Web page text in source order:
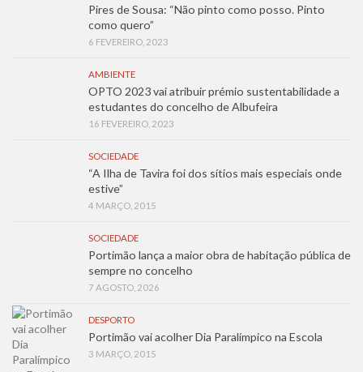
Pires de Sousa: “Não pinto como posso. Pinto
como quero”
6 FEVEREIRO, 2023
AMBIENTE
OPTO 2023 vai atribuir prémio sustentabilidade a
estudantes do concelho de Albufeira
16 FEVEREIRO, 2023
SOCIEDADE
“A Ilha de Tavira foi dos sítios mais especiais onde
estive”
4 MARÇO, 2015
SOCIEDADE
Portimão lança a maior obra de habitação pública de
sempre no concelho
7 AGOSTO, 2026
DESPORTO
Portimão vai acolher Dia Paralímpico na Escola
3 MARÇO, 2015